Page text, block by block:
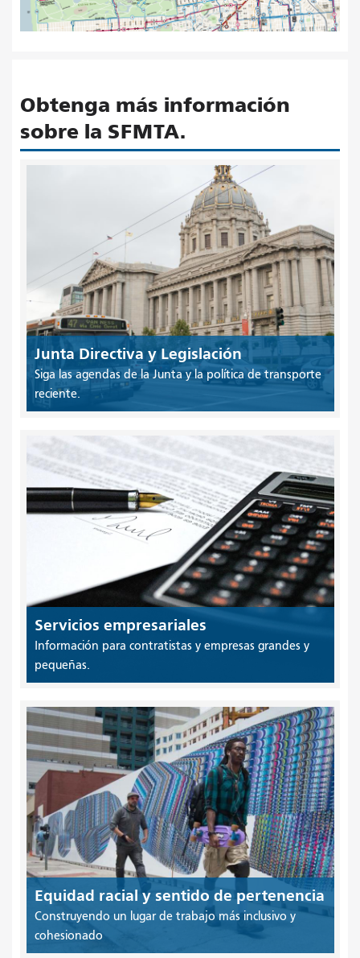
Obtenga más información
sobre la SFMTA.
Junta Directiva y Legislación
Siga las agendas de la Junta y la política de transporte
reciente.
Servicios empresariales
Información para contratistas y empresas grandes y
pequeñas.
Equidad racial y sentido de pertenencia
Construyendo un lugar de trabajo más inclusivo y
cohesionado